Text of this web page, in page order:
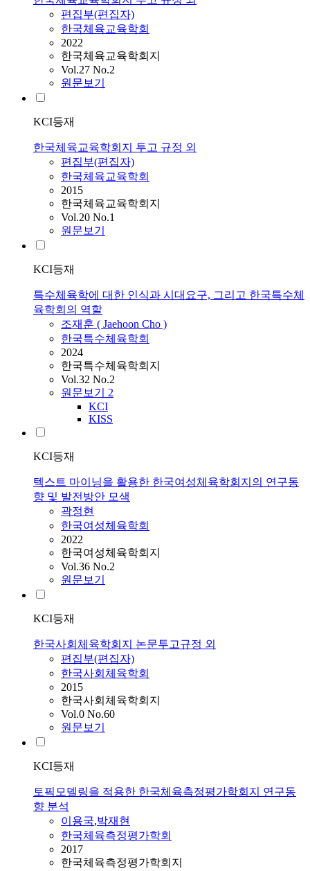
편집부(편집자)
한국체육교육학회
2022
한국체육교육학회지
Vol.27 No.2
원문보기
KCI등재
한국체육교육학회지 투고 규정 외
편집부(편집자)
한국체육교육학회
2015
한국체육교육학회지
Vol.20 No.1
원문보기
KCI등재
특수체육학에 대한 인식과 시대요구, 그리고 한국특수체
육학회의 역할
조재훈 ( Jaehoon Cho )
한국특수체육학회
2024
한국특수체육학회지
Vol.32 No.2
원문보기 2
KCI
KISS
KCI등재
텍스트 마이닝을 활용한 한국여성체육학회지의 연구동
향 및 발전방안 모색
곽정현
한국여성체육학회
2022
한국여성체육학회지
Vol.36 No.2
원문보기
KCI등재
한국사회체육학회지 논문투고규정 외
편집부(편집자)
한국사회체육학회
2015
한국사회체육학회지
Vol.0 No.60
원문보기
KCI등재
토픽모델링을 적용한 한국체육측정평가학회지 연구동
향 분석
이용국,박재현
한국체육측정평가학회
2017
한국체육측정평가학회지